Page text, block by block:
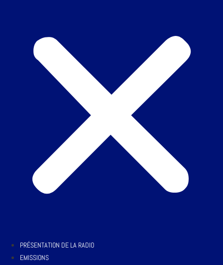
PRÉSENTATION DE LA RADIO
EMISSIONS